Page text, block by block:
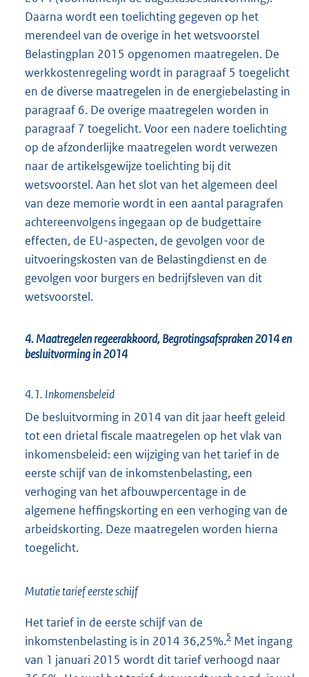
Daarna wordt een toelichting gegeven op het
merendeel van de overige in het wetsvoorstel
Belastingplan 2015 opgenomen maatregelen. De
werkkostenregeling wordt in paragraaf 5 toegelicht
en de diverse maatregelen in de energiebelasting in
paragraaf 6. De overige maatregelen worden in
paragraaf 7 toegelicht. Voor een nadere toelichting
op de afzonderlijke maatregelen wordt verwezen
naar de artikelsgewijze toelichting bij dit
wetsvoorstel. Aan het slot van het algemeen deel
van deze memorie wordt in een aantal paragrafen
achtereenvolgens ingegaan op de budgettaire
effecten, de EU-aspecten, de gevolgen voor de
uitvoeringskosten van de Belastingdienst en de
gevolgen voor burgers en bedrijfsleven van dit
wetsvoorstel.
4. Maatregelen regeerakkoord, Begrotingsafspraken 2014 en
besluitvorming in 2014
4.1. Inkomensbeleid
De besluitvorming in 2014 van dit jaar heeft geleid
tot een drietal fiscale maatregelen op het vlak van
inkomensbeleid: een wijziging van het tarief in de
eerste schijf van de inkomstenbelasting, een
verhoging van het afbouwpercentage in de
algemene heffingskorting en een verhoging van de
arbeidskorting. Deze maatregelen worden hierna
toegelicht.
Mutatie tarief eerste schijf
Het tarief in de eerste schijf van de
inkomstenbelasting is in 2014 36,25%.5 Met ingang
van 1 januari 2015 wordt dit tarief verhoogd naar